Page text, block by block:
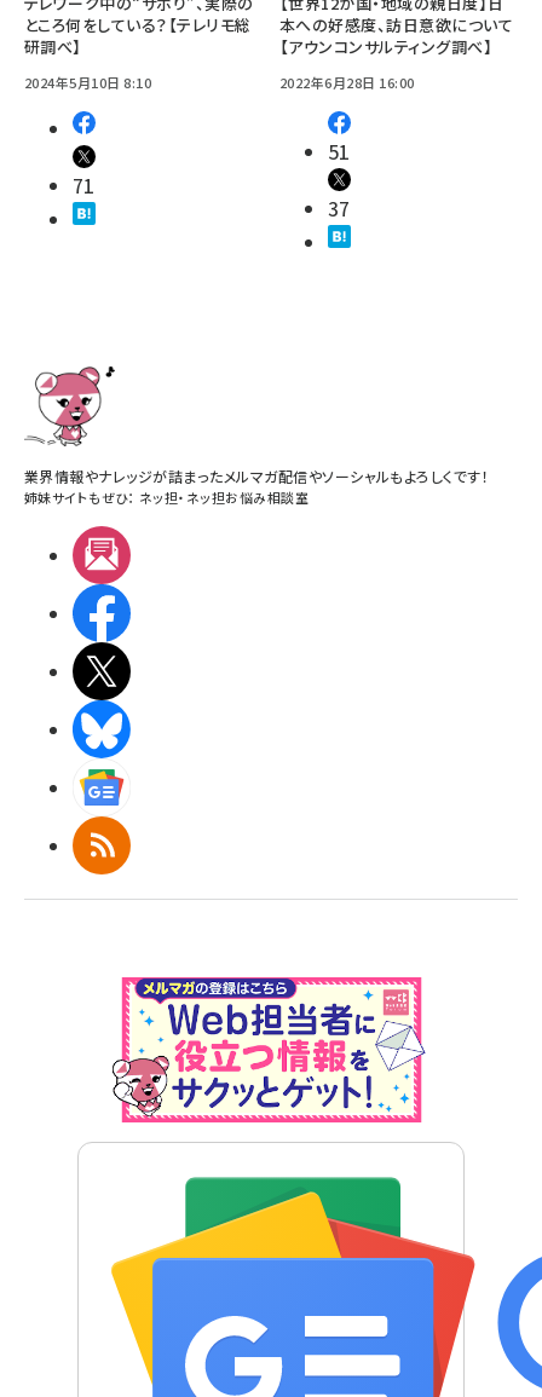
ところ何をしている？【テレリモ総
研調べ】
2024年5月10日 8:10
71
本への好感度、訪日意欲について
【アウンコンサルティング調べ】
2022年6月28日 16:00
51
37
業界情報やナレッジが詰まったメルマガ配信やソーシャルもよろしくです！
姉妹サイトもぜひ： ネッ担・ ネッ担お悩み相談室
RSS